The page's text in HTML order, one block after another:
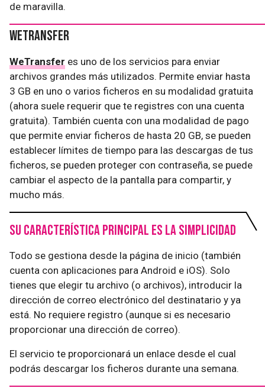
de maravilla.
WeTransfer
WeTransfer es uno de los servicios para enviar
archivos grandes más utilizados. Permite enviar hasta
3 GB en uno o varios ficheros en su modalidad gratuita
(ahora suele requerir que te registres con una cuenta
gratuita). También cuenta con una modalidad de pago
que permite enviar ficheros de hasta 20 GB, se pueden
establecer límites de tiempo para las descargas de tus
ficheros, se pueden proteger con contraseña, se puede
cambiar el aspecto de la pantalla para compartir, y
mucho más.
Su característica principal es la simplicidad
Todo se gestiona desde la página de inicio (también
cuenta con aplicaciones para Android e iOS). Solo
tienes que elegir tu archivo (o archivos), introducir la
dirección de correo electrónico del destinatario y ya
está. No requiere registro (aunque si es necesario
proporcionar una dirección de correo).
El servicio te proporcionará un enlace desde el cual
podrás descargar los ficheros durante una semana.